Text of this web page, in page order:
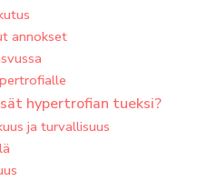
annokset
hypertrofian tueksi?
ja turvallisuus